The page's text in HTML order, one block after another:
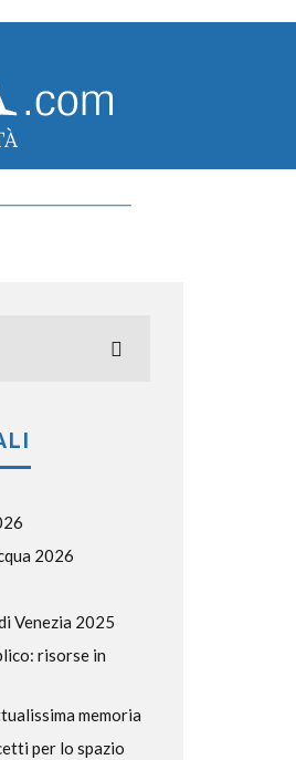
2026
Venezia 2025
risorse in
memoria
per lo spazio